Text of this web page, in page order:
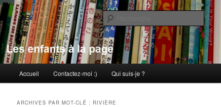
Aller
au
contenu
principal
Aller
au
contenu
secondaireLes enfants à la page
principal
Accueil Contactez-moi :) Qui suis-je ?
ARCHIVES PAR MOT-CLÉ : RIVIÈRE